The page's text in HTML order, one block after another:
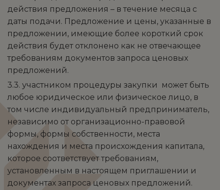
действия предложения – в течение месяца с
даты подачи. Предложение и цены, указанные в
предложении, имеющие более короткий срок
действия будет отклонено как не отвечающее
требованиям документов запроса ценовых
предложений.
3.3. участником процедуры закупки может быть
любое юридическое или физическое лицо, в
том числе индивидуальный предприниматель,
независимо от организационно-правовой
формы, формы собственности, места
нахождения и места происхождения капитала,
которое соответствует требованиям,
установленным в настоящем приглашении и
документах запроса ценовых предложений.